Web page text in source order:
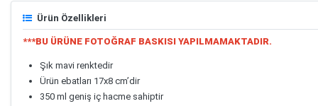
Ürün Özellikleri
***BU ÜRÜNE FOTOĞRAF BASKISI YAPILMAMAKTADIR.
Şık mavi renktedir
Ürün ebatları 17x8 cm’dir
350 ml geniş iç hacme sahiptir